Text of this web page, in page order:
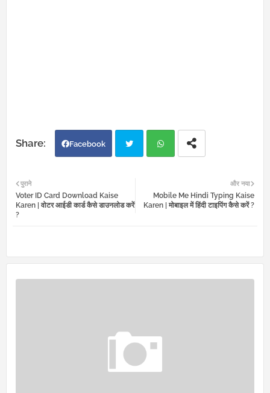
Facebook
tter atsa
और नया
Mobile Me Hindi Typing Kaise
Karen | मोबाइल में हिंदी टाइपिंग कैसे करें ?
पुराने
Voter ID Card Download Kaise
Karen | वोटर आईडी कार्ड कैसे डाउनलोड करें
?